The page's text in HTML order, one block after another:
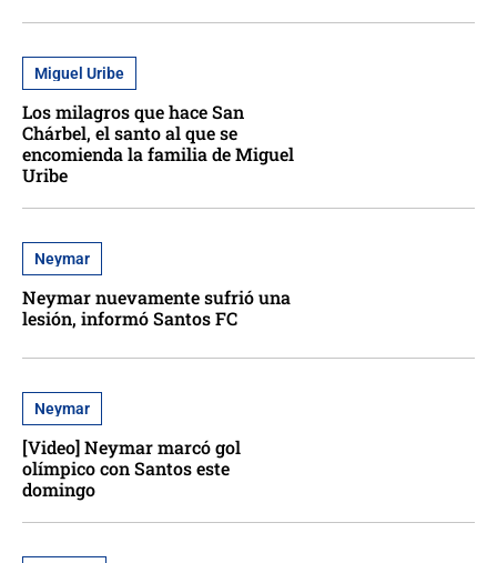
Miguel Uribe
Los milagros que hace San
Chárbel, el santo al que se
encomienda la familia de Miguel
Uribe
Neymar
Neymar nuevamente sufrió una
lesión, informó Santos FC
Neymar
[Video] Neymar marcó gol
olímpico con Santos este
domingo